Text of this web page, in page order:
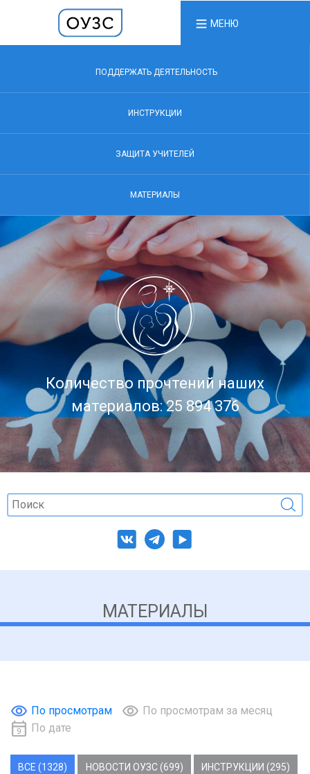
МЕНЮ
ПОДДЕРЖАТЬ ДЕЯТЕЛЬНОСТЬ
ИНСТРУКЦИИ
ЗАЩИТА УЧИТЕЛЕЙ
МАТЕРИАЛЫ
Количество прочтений наших
материалов: 25 894 376
МАТЕРИАЛЫ
По просмотрам
По просмотрам за месяц
По дате
ВСЕ (1328) НОВОСТИ ОУЗС (699) ИНСТРУКЦИИ (295)